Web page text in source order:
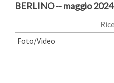
BERLINO -- maggio 2024